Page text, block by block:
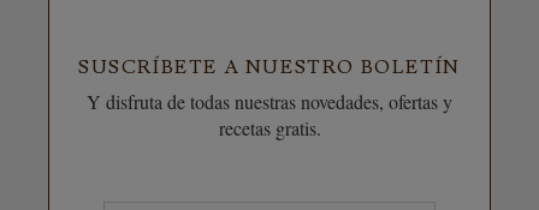
SUSCRÍBETE A NUESTRO BOLETÍN
Y disfruta de todas nuestras novedades, ofertas y
recetas gratis.